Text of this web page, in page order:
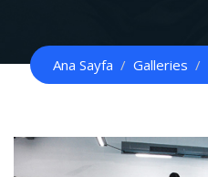
Ana Sayfa Galleries